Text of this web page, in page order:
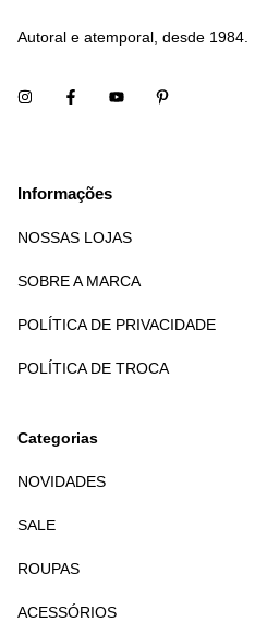
Autoral e atemporal, desde 1984.
Informações
NOSSAS LOJAS
SOBRE A MARCA
POLÍTICA DE PRIVACIDADE
POLÍTICA DE TROCA
Categorias
NOVIDADES
SALE
ROUPAS
ACESSÓRIOS